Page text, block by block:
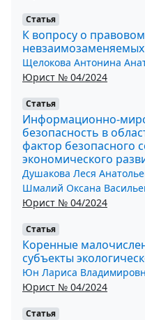
Статья
К вопросу о
Щелокова Антонина
Юрист № 04/2024
Статья
Информационно-
безопасность в
фактор безопасного
экономического
Душакова Леся
Шмалий Оксана
Юрист № 04/2024
Статья
Коренные
субъекты
Юн Лариса
Юрист № 04/2024
Статья